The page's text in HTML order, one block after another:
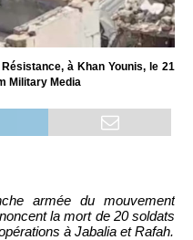
à Khan Younis, le 21
Military Media
armée du mouvement
la mort de 20 soldats
à Jabalia et Rafah.